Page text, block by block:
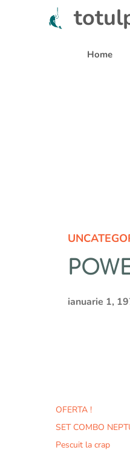
Home
ianuarie 1,
OFERTA !
SET COMBO
Pescuit la crap